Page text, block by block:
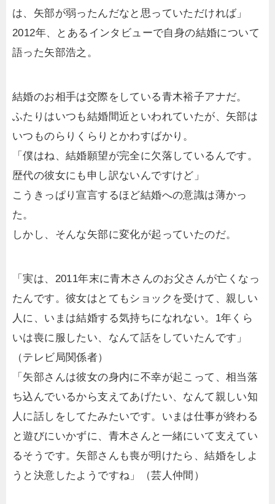
は、矢部が弱ったんだなと思っていただければ」
2012年、とあるインタビューで自身の結婚について
語った矢部浩之。
結婚のお相手は交際をしている青木裕子アナだ。
ふたりはいつも結婚間近といわれていたが、矢部は
いつものらりくらりとかわすばかり。
「僕はね、結婚願望が完全に欠落しているんです。
歴代の彼女にも申し訳ないんですけど」
こうきっぱり宣言するほど結婚への意識は薄かっ
た。
しかし、そんな矢部に変化が起っていたのだ。
「実は、2011年末に青木さんのお父さんが亡くなっ
たんです。彼女はとてもショックを受けて、親しい
人に、いまは結婚する気持ちになれない。1年くら
いは喪に服したい、なんて話をしていたんです」
（テレビ局関係者）
「矢部さんは彼女の身内に不幸が起こって、相当落
ち込んでいるから支えてあげたい、なんて親しい知
人に話しをしてたみたいです。いまは仕事が終わる
と遊びにいかずに、青木さんと一緒にいて支えてい
るそうです。矢部さんも喪が明けたら、結婚をしよ
うと決意したようですね」（芸人仲間）